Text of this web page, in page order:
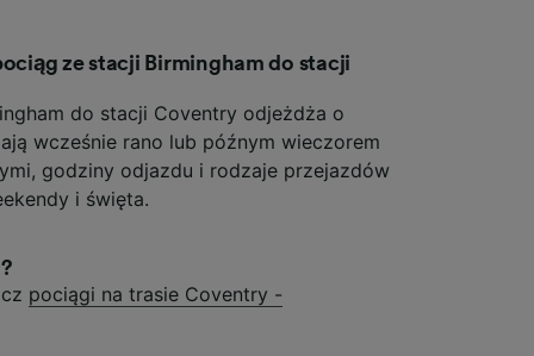
ze stacji Birmingham do stacji
do stacji Coventry odjeżdża o
wcześnie rano lub późnym wieczorem
godziny odjazdu i rodzaje przejazdów
i święta.
pociągi na trasie Coventry -